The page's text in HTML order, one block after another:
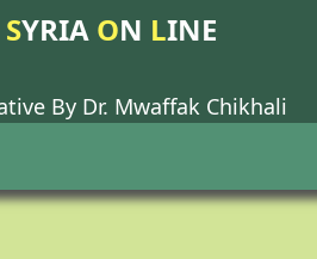
SYRIA ON LINE
By Dr. Mwaffak Chikhali